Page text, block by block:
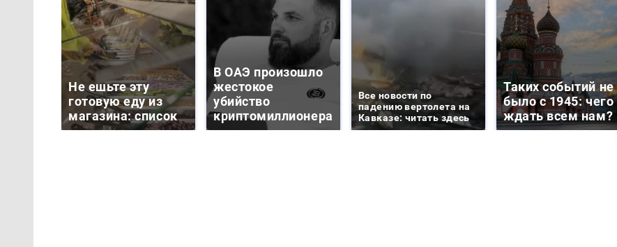
Не ешьте эту
готовую еду из
магазина: список
В ОАЭ произошло
жестокое
убийство
криптомиллионера
Все новости по
падению вертолета на
Кавказе: читать здесь
Таких событий не
было с 1945: чего
ждать всем нам?